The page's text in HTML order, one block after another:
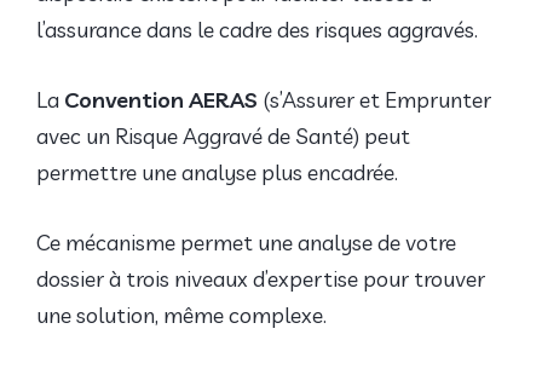
l’assurance dans le cadre des risques aggravés.
La Convention AERAS (s’Assurer et Emprunter
avec un Risque Aggravé de Santé) peut
permettre une analyse plus encadrée.
Ce mécanisme permet une analyse de votre
dossier à trois niveaux d’expertise pour trouver
une solution, même complexe.